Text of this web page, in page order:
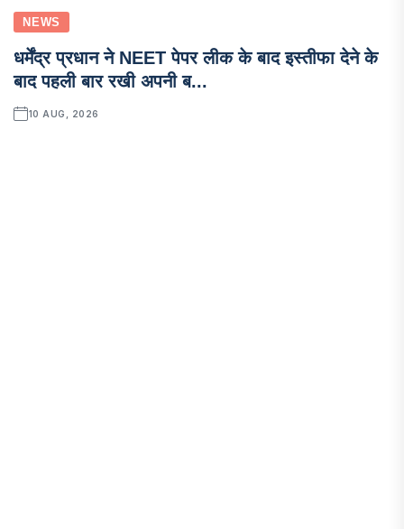
NEWS
धर्मेंद्र प्रधान ने NEET पेपर लीक के बाद इस्तीफा देने के
बाद पहली बार रखी अपनी ब...
10 AUG, 2026